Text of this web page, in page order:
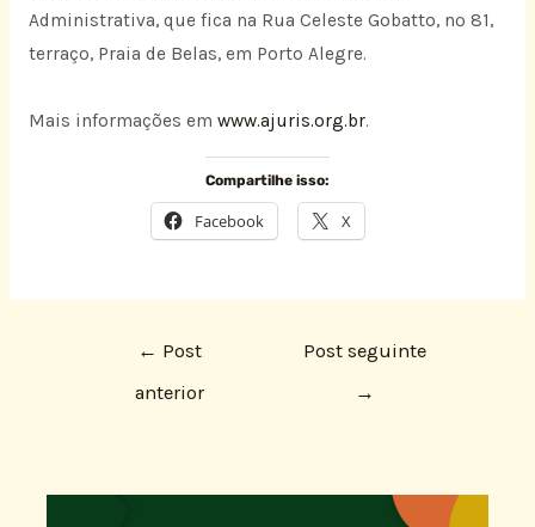
Administrativa, que fica na Rua Celeste Gobatto, nº 81,
terraço, Praia de Belas, em Porto Alegre.
Mais informações em www.ajuris.org.br.
Compartilhe isso:
Facebook X
← Post
anterior
Post seguinte
→